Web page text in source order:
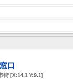
口
街 [X:14.1 Y:9.1]